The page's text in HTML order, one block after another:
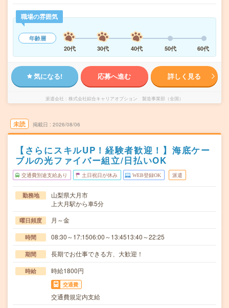
職場の雰囲気
年齢層
20代
30代 40代 50代 60代
気になる! 応募へ進む 詳しく見る
派遣会社 株式会社綜合キャリアオプション 製造事業部（全国）
未読 掲載日 2026/08/06
【さらにスキルUP！経験者歓迎！】海底ケー
ブルの光ファイバー組立/日払いOK
交通費別途支給あり 土日祝日が休み WEB登録OK 派遣
勤務地
山梨県大月市
上大月駅から車5分
曜日頻度 月～金
時間 08:30～17:1506:00～13:4513:40～22:25
期間 長期でお仕事できる方、大歓迎！
時給 時給1800円
交通費
交通費規定内支給